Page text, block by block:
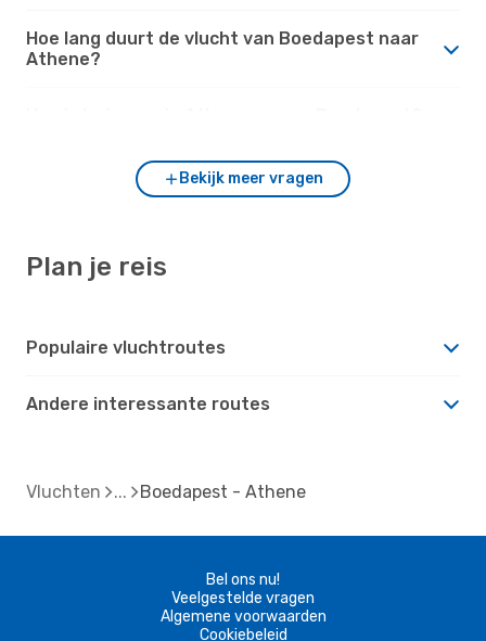
Hoe lang duurt de vlucht van Boedapest naar
Athene?
Bekijk meer vragen
Plan je reis
Populaire vluchtroutes
Andere interessante routes
Vluchten Boedapest - Athene
Bel ons nu!
Veelgestelde vragen
Algemene voorwaarden
Cookiebeleid